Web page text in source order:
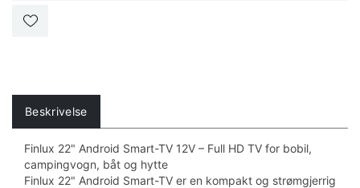
Beskrivelse
Finlux 22" Android Smart-TV 12V – Full HD TV for bobil,
campingvogn, båt og hytte
Finlux 22" Android Smart-TV er en kompakt og strømgjerrig